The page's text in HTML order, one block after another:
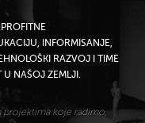
INFORMISANJE,
RAZVOJ I TIME
U NAŠOJ ZEMLJI.
koje radimo,